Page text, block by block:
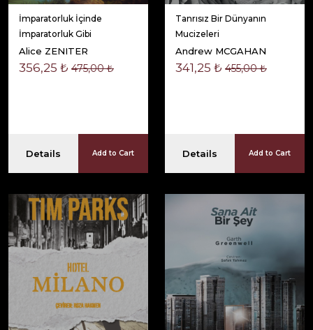
İmparatorluk İçinde
İmparatorluk Gibi
Alice ZENITER
356,25 ₺ 475,00 ₺
Details Add to Cart
Tanrısız Bir Dünyanın
Mucizeleri
Andrew MCGAHAN
341,25 ₺ 455,00 ₺
Details Add to Cart